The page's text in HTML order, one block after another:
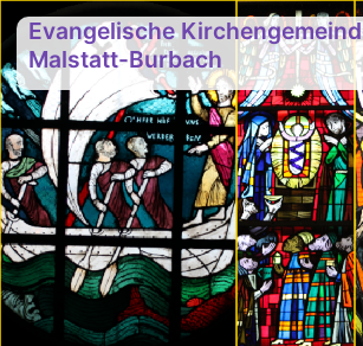
Evangelische
Malstatt-Burbach